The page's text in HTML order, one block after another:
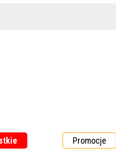
Promocje